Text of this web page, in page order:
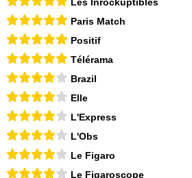
Paris Match
Positif
Télérama
Brazil
Elle
L'Express
L'Obs
Le Figaro
Le Figaroscope